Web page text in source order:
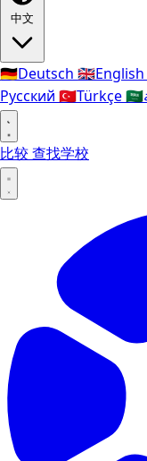
中文
🇩🇪Deutsch 🇬🇧English
Русский 🇹🇷Türkçe🇸🇦
比较查找学校